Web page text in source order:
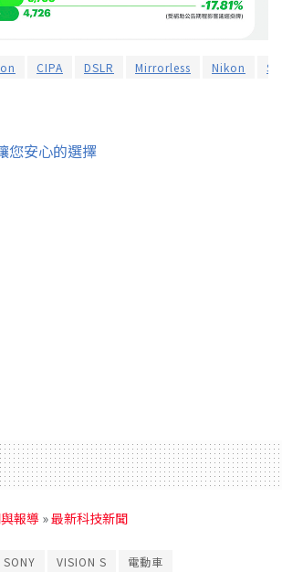
CIPA DSLR Mirrorless Nikon
您安心的選擇
報導 »最新科技新聞
SONY VISION S 電動車